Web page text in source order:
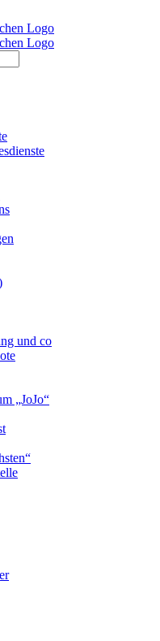
und co
„JoJo“